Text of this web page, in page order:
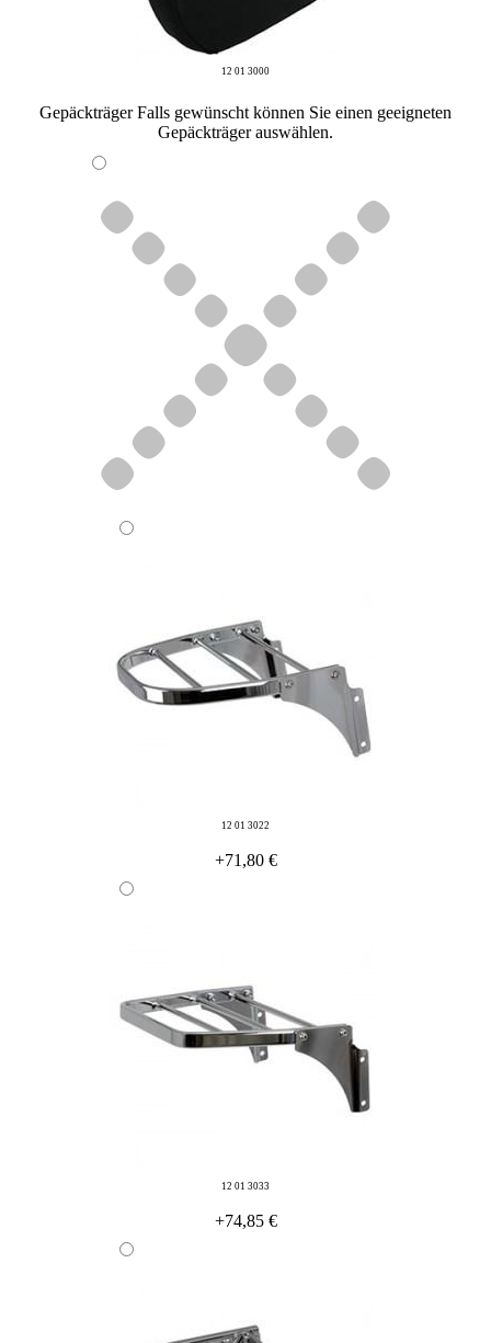
12 01 3000
Gepäckträger Falls gewünscht können Sie einen geeigneten
Gepäckträger auswählen.
12 01 3022
+71,80 €
12 01 3033
+74,85 €